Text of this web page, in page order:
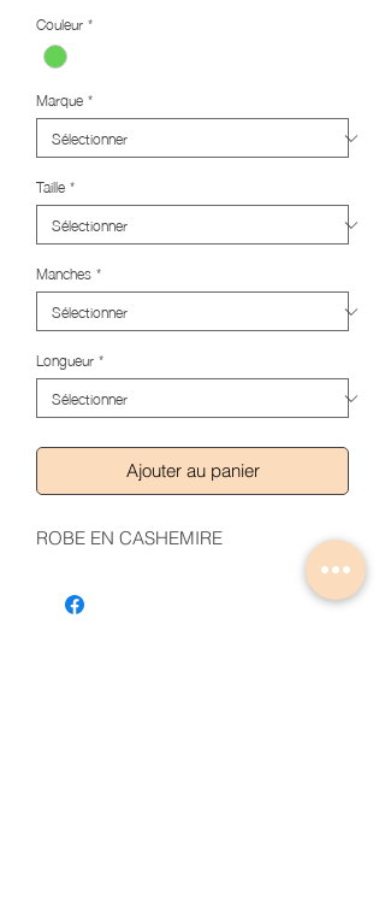
Couleur*
Marque*
Taille*
Manches*
Longueur*
Ajouter au panier
ROBE EN CASHEMIRE